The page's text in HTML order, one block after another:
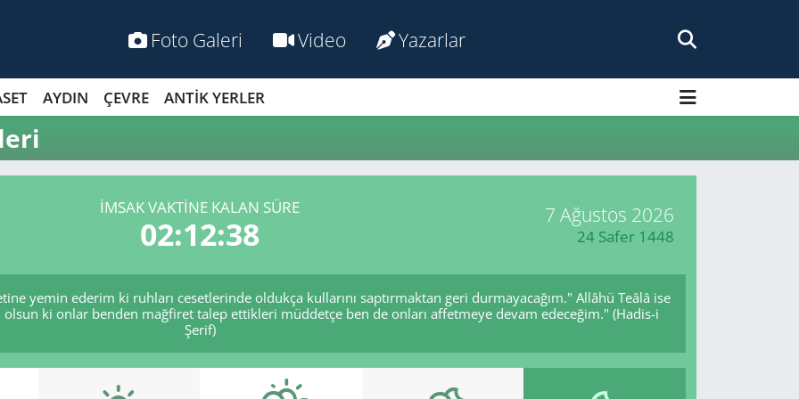
Foto Galeri Video Yazarlar
AYDIN ÇEVRE ANTİK YERLER
İMSAK VAKTİNE KALAN SÜRE
02:12:37 7 Ağustos 2026
24 Safer 1448
yemin ederim ki ruhları cesetlerinde oldukça kullarını saptırmaktan geri durmayacağım." Allâhü Teâlâ ise
ki onlar benden mağfiret talep ettikleri müddetçe ben de onları affetmeye devam edeceğim." (Hadis-i
Şerif)